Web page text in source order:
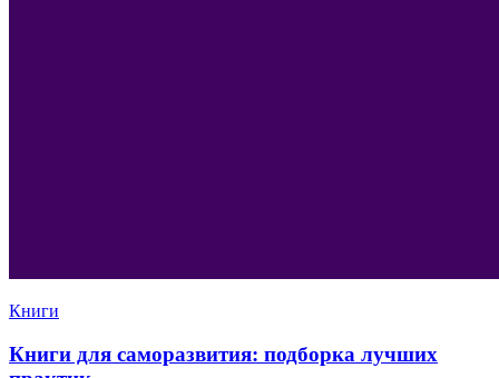
Книги
Книги для саморазвития: подборка лучших